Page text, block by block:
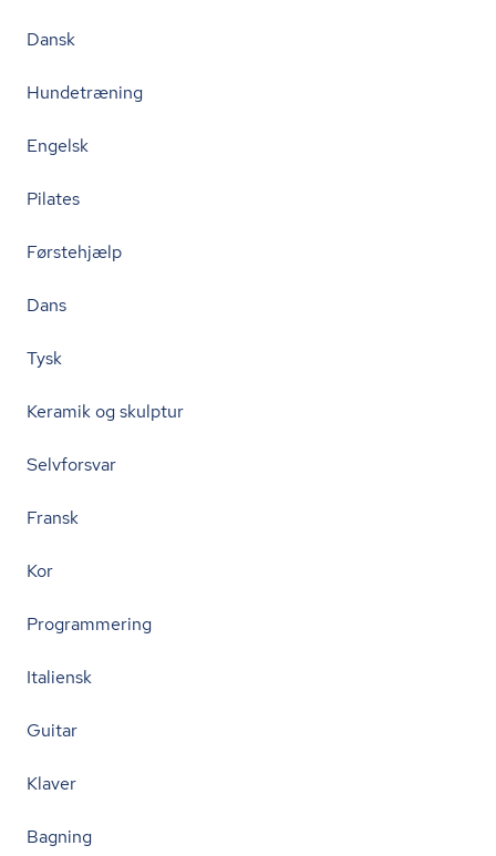
Dansk
Hundetræning
Engelsk
Pilates
Førstehjælp
Dans
Tysk
Keramik og skulptur
Selvforsvar
Fransk
Kor
Programmering
Italiensk
Guitar
Klaver
Bagning